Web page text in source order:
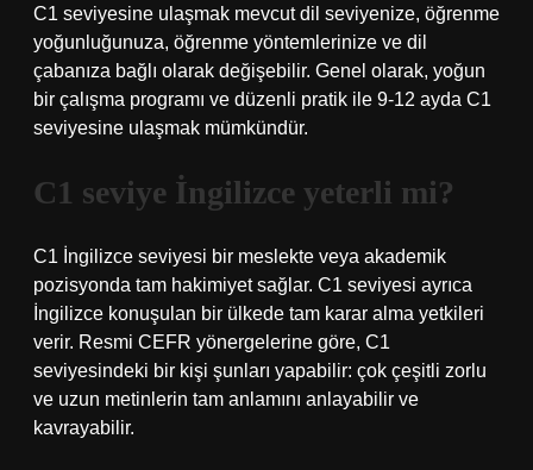
C1 seviyesine ulaşmak mevcut dil seviyenize, öğrenme
yoğunluğunuza, öğrenme yöntemlerinize ve dil
çabanıza bağlı olarak değişebilir. Genel olarak, yoğun
bir çalışma programı ve düzenli pratik ile 9-12 ayda C1
seviyesine ulaşmak mümkündür.
C1 seviye İngilizce yeterli mi?
C1 İngilizce seviyesi bir meslekte veya akademik
pozisyonda tam hakimiyet sağlar. C1 seviyesi ayrıca
İngilizce konuşulan bir ülkede tam karar alma yetkileri
verir. Resmi CEFR yönergelerine göre, C1
seviyesindeki bir kişi şunları yapabilir: çok çeşitli zorlu
ve uzun metinlerin tam anlamını anlayabilir ve
kavrayabilir.